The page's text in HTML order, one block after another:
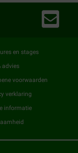
en stages
advies
voorwaarden
verklaring
informatie